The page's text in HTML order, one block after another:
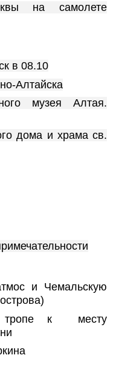
на самолете
в 08.10
Алтайска
музея Алтая.
дома и храма св.
и Чемальскую
тропе к месту